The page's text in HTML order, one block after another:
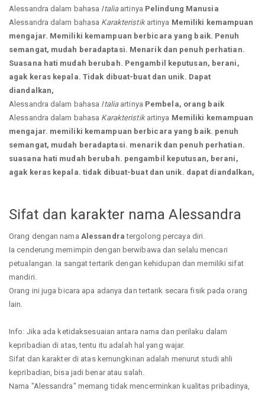
Alessandra dalam bahasa Italiaartinya Pelindung Manusia
Alessandra dalam bahasa Karakteristikartinya Memiliki kemampuan
mengajar. Memiliki kemampuan berbicara yang baik. Penuh
semangat, mudah beradaptasi. Menarik dan penuh perhatian.
Suasana hati mudah berubah. Pengambil keputusan, berani,
agak keras kepala. Tidak dibuat-buat dan unik. Dapat
diandalkan,
Alessandra dalam bahasa Italiaartinya Pembela, orang baik
Alessandra dalam bahasa Karakteristikartinya Memiliki kemampuan
mengajar. memiliki kemampuan berbicara yang baik. penuh
semangat, mudah beradaptasi. menarik dan penuh perhatian.
suasana hati mudah berubah. pengambil keputusan, berani,
agak keras kepala. tidak dibuat-buat dan unik. dapat diandalkan,
Sifat dan karakter nama Alessandra
Orang dengan nama Alessandra tergolong percaya diri.
Ia cenderung memimpin dengan berwibawa dan selalu mencari
petualangan. Ia sangat tertarik dengan kehidupan dan memiliki sifat
mandiri.
Orang ini juga bicara apa adanya dan tertarik secara fisik pada orang
lain.
Info: Jika ada ketidaksesuaian antara nama dan perilaku dalam
kepribadian di atas, tentu itu adalah hal yang wajar.
Sifat dan karakter di atas kemungkinan adalah menurut studi ahli
kepribadian, bisa jadi benar atau salah.
Nama "Alessandra" memang tidak mencerminkan kualitas pribadinya,